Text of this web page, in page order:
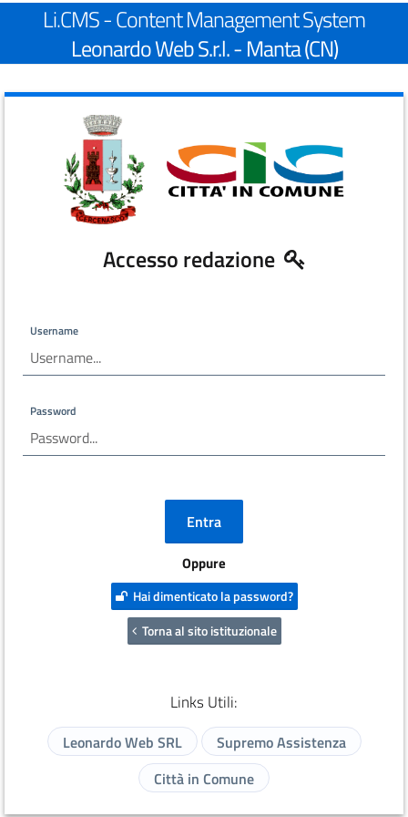
Li.CMS - Content Management System
Leonardo Web S.r.l. - Manta (CN)
Accesso redazione
Username
Password
Oppure
Hai dimenticato la password?
Torna al sito istituzionale
Links Utili:
Leonardo Web SRL
Supremo Assistenza
Città in Comune